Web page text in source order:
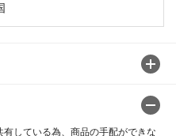
している為、商品の手配ができな